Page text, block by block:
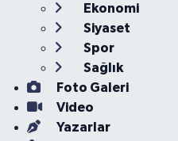
Ekonomi
Siyaset
Spor
Sağlık
Foto Galeri
Video
Yazarlar